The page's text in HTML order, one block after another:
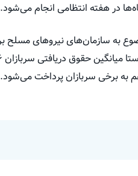
در هفته انتظامی انجام می‌شود.